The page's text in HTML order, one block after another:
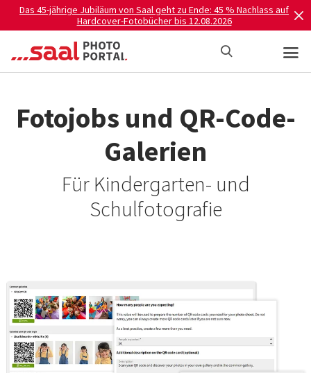
Das 45-jährige Jubiläum von Saal geht zu Ende: 45 % Nachlass auf
Hardcover-Fotobücher bis 12.08.2026
Fotojobs und QR-Code-
Galerien
Für Kindergarten- und
Schulfotografie